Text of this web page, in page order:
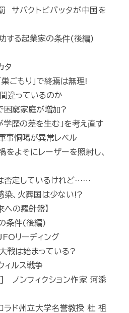
サバクトビバッタが中国を
功する起業家の条件(後編)
タ
もり」で終焉は無理!
ているのか
窮家庭が増加?
の差を生む」を考え直す
恫喝が異常レベル
レーザーを照射し、
定しているけれど……
葬国は少ない!?
の羅針盤】
条件(後編)
リーディング
は始まっている?
ルス戦争
フィクション作家 河添
学名誉教授 杜 祖